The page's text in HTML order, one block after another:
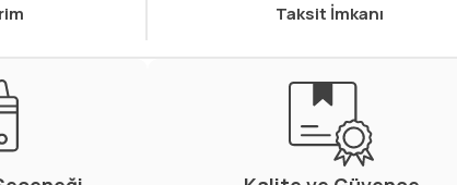
Taksit İmkanı